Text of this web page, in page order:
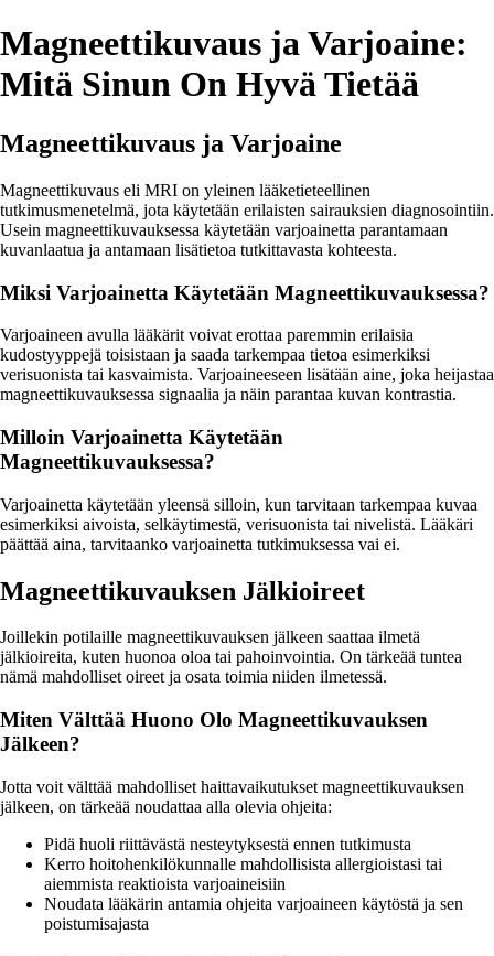
Magneettikuvaus ja Varjoaine:
Mitä Sinun On Hyvä Tietää
Magneettikuvaus ja Varjoaine
Magneettikuvaus eli MRI on yleinen lääketieteellinen
tutkimusmenetelmä, jota käytetään erilaisten sairauksien diagnosointiin.
Usein magneettikuvauksessa käytetään varjoainetta parantamaan
kuvanlaatua ja antamaan lisätietoa tutkittavasta kohteesta.
Miksi Varjoainetta Käytetään Magneettikuvauksessa?
Varjoaineen avulla lääkärit voivat erottaa paremmin erilaisia
kudostyyppejä toisistaan ja saada tarkempaa tietoa esimerkiksi
verisuonista tai kasvaimista. Varjoaineeseen lisätään aine, joka heijastaa
magneettikuvauksessa signaalia ja näin parantaa kuvan kontrastia.
Milloin Varjoainetta Käytetään
Magneettikuvauksessa?
Varjoainetta käytetään yleensä silloin, kun tarvitaan tarkempaa kuvaa
esimerkiksi aivoista, selkäytimestä, verisuonista tai nivelistä. Lääkäri
päättää aina, tarvitaanko varjoainetta tutkimuksessa vai ei.
Magneettikuvauksen Jälkioireet
Joillekin potilaille magneettikuvauksen jälkeen saattaa ilmetä
jälkioireita, kuten huonoa oloa tai pahoinvointia. On tärkeää tuntea
nämä mahdolliset oireet ja osata toimia niiden ilmetessä.
Miten Välttää Huono Olo Magneettikuvauksen
Jälkeen?
Jotta voit välttää mahdolliset haittavaikutukset magneettikuvauksen
jälkeen, on tärkeää noudattaa alla olevia ohjeita:
Pidä huoli riittävästä nesteytyksestä ennen tutkimusta
Kerro hoitohenkilökunnalle mahdollisista allergioistasi tai
aiemmista reaktioista varjoaineisiin
Noudata lääkärin antamia ohjeita varjoaineen käytöstä ja sen
poistumisajasta